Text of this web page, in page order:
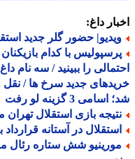
داغ:
حضور گلر جدید
را ببینید / سه نام داغ
جدید سرخ ها / نقل
3 گزینه لو رفت
بازی استقلال تهران
در آستانه قرارداد با
شش ستاره رئال